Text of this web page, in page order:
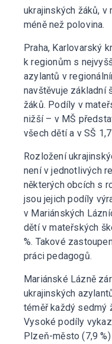
ukrajinských žáků, v
méně než polovina.
Praha, Karlovarský
k regionům s
azylantů v
navštěvuje základní
žáků. Podíly v
nižší – v MŠ
všech dětí a v SŠ
Rozložení
není v jednotlivých
některých obcích s
jsou jejich podíly
v Mariánských
dětí v mateřských
%. Takové
práci pedagogů.
Mariánské Lázně
ukrajinských
téměř každý sedmý
Vysoké podíly
Plzeň-město (7,9 %)